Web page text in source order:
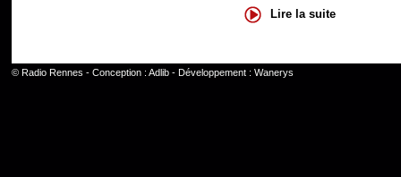
Lire la suite
© Radio Rennes - Conception : Adlib- Développement : Wanerys